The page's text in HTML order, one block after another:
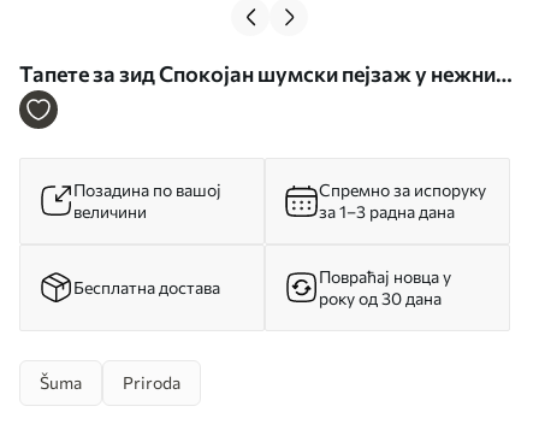
Тапете за зид Спокојан шумски пејзаж у нежним
нијансама бр. w02193
Позадина по вашој
величини
Спремно за испоруку
за 1–3 радна дана
Бесплатна достава
Повраћај новца у
року од 30 дана
Šuma Priroda